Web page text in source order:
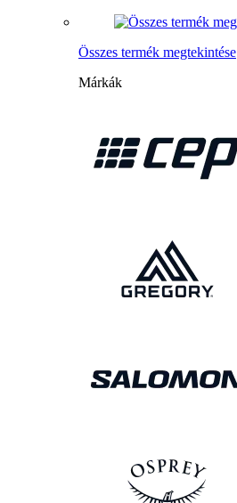
Összes termék megtekintése
Márkák